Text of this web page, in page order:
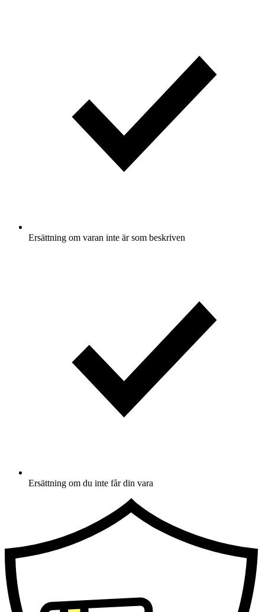
Ersättning om varan inte är som beskriven
Ersättning om du inte får din vara